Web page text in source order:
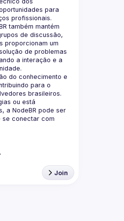
para
também mantém
de discussão,
proporcionam um
de problemas
a interação e a
do conhecimento e
para o
brasileiros.
ou está
a NodeBR pode ser
se conectar com
Join